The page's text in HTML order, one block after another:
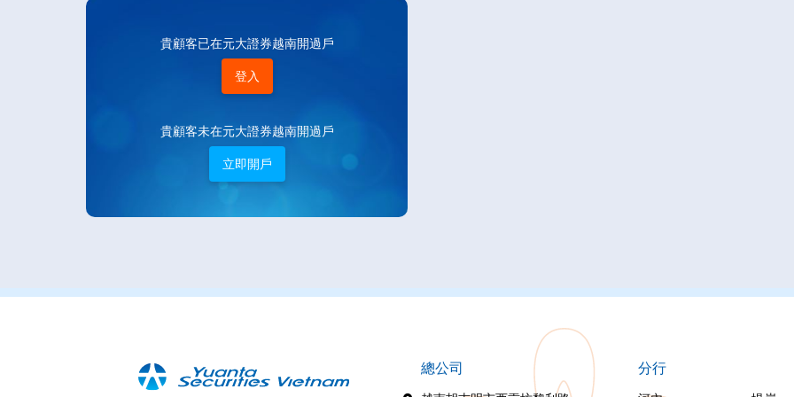
貴顧客已在元大證券越南開過戶
登入
貴顧客未在元大證券越南開過戶
立即開戶
總公司 分行